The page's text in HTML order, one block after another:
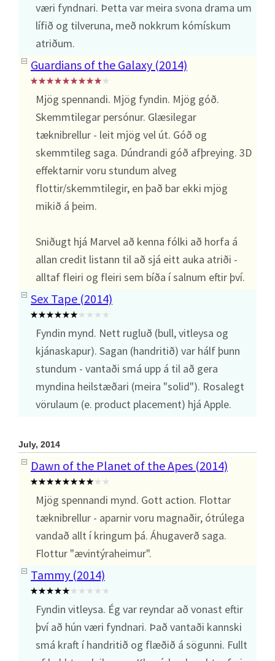
væri fyndnari. Þetta var meira svona drama um
lífið og tilveruna, með nokkrum kómískum
atriðum.
Guardians of the Galaxy (2014)
Mjög spennandi. Mjög fyndin. Mjög góð.
Skemmtilegar persónur. Glæsilegar
tæknibrellur - leit mjög vel út. Góð og
skemmtileg saga. Dúndrandi góð afþreying. 3D
effektarnir voru stundum alveg
flottir/skemmtilegir, en það bar ekki mjög
mikið á þeim.
Sniðugt hjá Marvel að kenna fólki að horfa á
allan credit listann til að sjá eitt auka atriði -
alltaf fleiri og fleiri sem bíða í salnum eftir því.
Sex Tape (2014)
Fyndin mynd. Nett rugluð (bull, vitleysa og
kjánaskapur). Sagan (handritið) var hálf þunn
stundum - vantaði smá upp á til að gera
myndina heilstæðari (meira "solid"). Rosalegt
vörulaum (e. product placement) hjá Apple.
July, 2014
Dawn of the Planet of the Apes (2014)
Mjög spennandi mynd. Gott action. Flottar
tæknibrellur - aparnir voru magnaðir, ótrúlega
vandað allt í kringum þá. Áhugaverð saga.
Flottur "ævintýraheimur".
Tammy (2014)
Fyndin vitleysa. Ég var reyndar að vonast eftir
því að hún væri fyndnari. Það vantaði kannski
smá kraft í handritið og flæðið á sögunni. Fullt